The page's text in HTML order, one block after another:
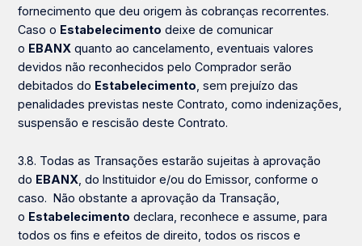
fornecimento que deu origem às cobranças recorrentes.
Caso o Estabelecimento deixe de comunicar
o EBANX quanto ao cancelamento, eventuais valores
devidos não reconhecidos pelo Comprador serão
debitados do Estabelecimento , sem prejuízo das
penalidades previstas neste Contrato, como indenizações,
suspensão e rescisão deste Contrato.
3.8. Todas as Transações estarão sujeitas à aprovação
do EBANX , do Instituidor e/ou do Emissor, conforme o
caso. Não obstante a aprovação da Transação,
o Estabelecimento declara, reconhece e assume, para
todos os fins e efeitos de direito, todos os riscos e